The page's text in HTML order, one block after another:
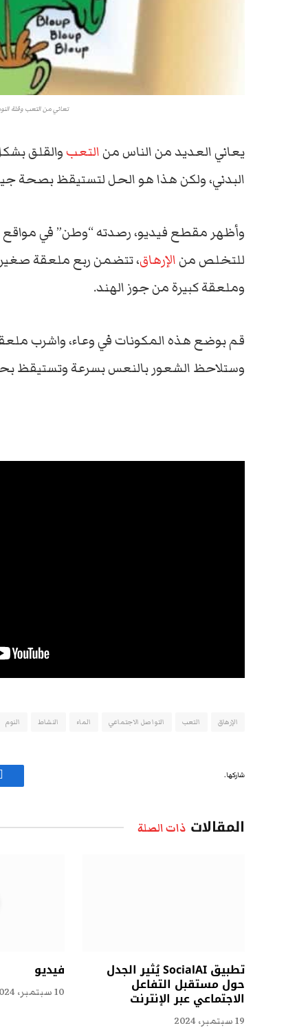
تعاني من التعب وقلة
يعاني العديد من الناس منالتعبوالقلق
البدني، ولكن هذا هو الحل لتستيقظ بصحة
وأظهر مقطع فيديو، رصدته “وطن” في مواقع
للتخلص منالإرهاق، تتضمن ربع ملعقة
وملعقة كبيرة من جوز الهند.
قم بوضع هذه المكونات في وعاء، واشرب
وستلاحظ الشعور بالنعس بسرعة وتستيقظ
الإرهاق التعب التواصل الاجتماعي الماء النشاط النوم
شاركها.
المقالات ذات الصلة
تطبيق SocialAI يُثير الجدل
حول مستقبل التفاعل
الاجتماعي عبر الإنترنت
19 سبتمبر، 2024
فيديو
10 سبتمبر، 2024